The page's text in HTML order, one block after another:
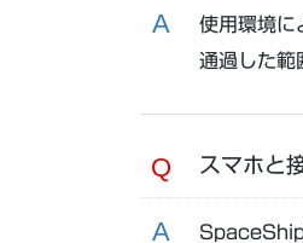
使用環境に
通過した範
スマホと
SpaceShip